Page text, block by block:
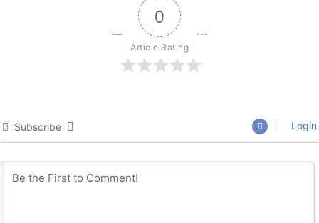
0
Article Rating
Subscribe Login